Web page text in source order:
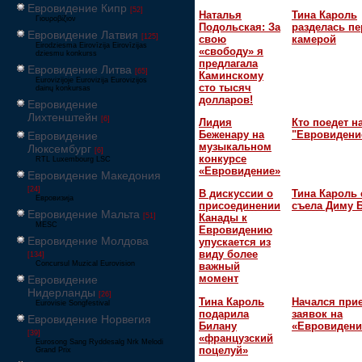
Евровидение Кипр [52]
Γιουροβίζιον
Евровидение Латвия [125]
Eirodziesma Eirovīzija Eirovīzijas
dziesmu konkurss
Евровидение Литва [65]
Eurovizijoje Eurovizija Eurovizijos
dainų konkursas
Евровидение
Лихтенштейн [6]
Евровидение
Люксембург [6]
RTL Luxembourg LSC
Евровидение Македония
[24]
Евровизија
Евровидение Мальта [51]
MESC
Евровидение Молдова
[134]
Concursul Muzical Eurovision
Евровидение
Нидерланды [26]
Eurovisie Songfestival
Евровидение Норвегия
[39]
Eurosong Sang Ryddesalg Nrk Melodi
Grand Prix
Наталья
Подольская: За
свою
«свободу» я
предлагала
Каминскому
сто тысяч
долларов!
Тина Кароль
разделась
камерой
Лидия
Беженару на
музыкальном
конкурсе
«Евровидение»
Кто поедет
В дискуссии о
присоединении
Канады к
Евровидению
упускается из
виду более
важный
момент
Тина Кароль
съела Диму
Тина Кароль
подарила
Билану
«французский
поцелуй»
Начался
заявок на